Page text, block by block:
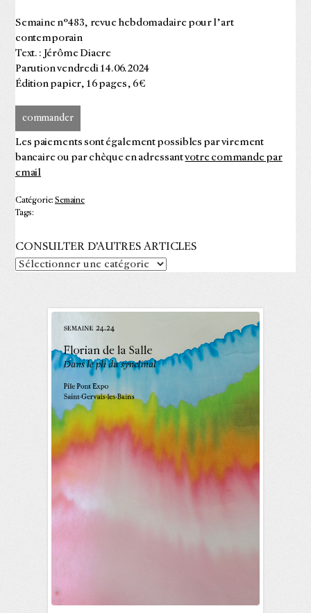
Semaine n°483, revue hebdomadaire pour l’art
contemporain
Text. : Jérôme Diacre
Parution vendredi 14.06.2024
Édition papier, 16 pages, 6 €
commander
Les paiements sont également possibles par virement
bancaire ou par chèque en adressantvotre commande par
email
Catégorie: Semaine
Tags:
CONSULTER D’AUTRES ARTICLES